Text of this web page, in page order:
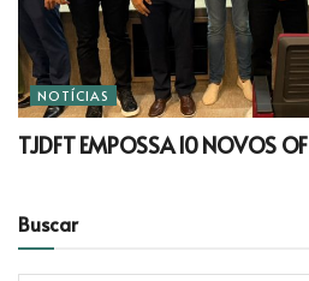
NOTÍCIAS
TJDFT EMPOSSA 10 NOVOS
Buscar